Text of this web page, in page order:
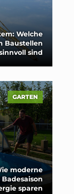
Welche
Baustellen
sind
GARTEN
moderne
sparen